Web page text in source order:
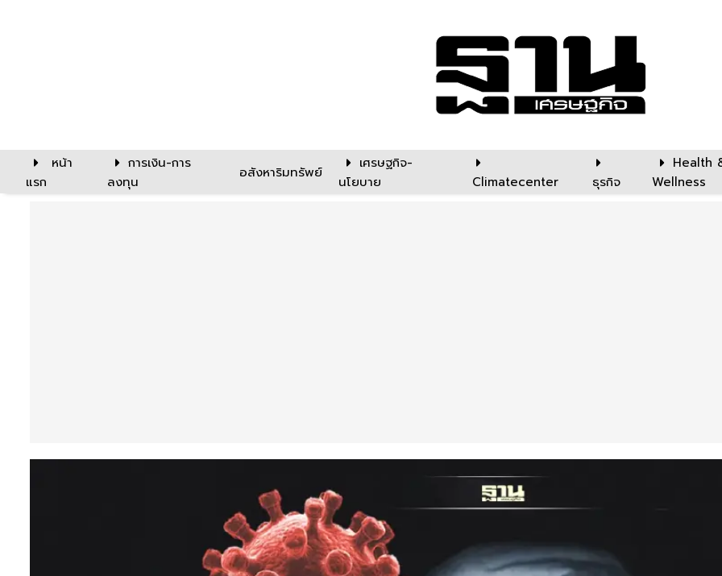
หน้า
แรก
การเงิน-การ
ลงทุน
อสังหาริมทรัพย์
เศรษฐกิจ-
นโยบาย
Climatecenter ธุรกิจ
Health
Wellness